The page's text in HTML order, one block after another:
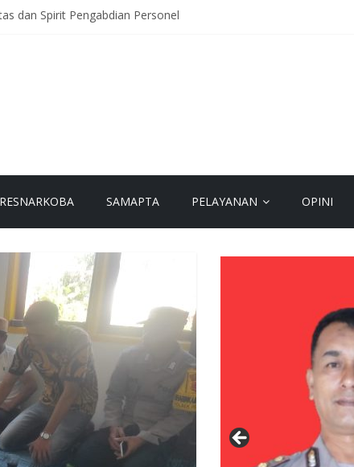
dan Spirit Pengabdian Personel
Arus Lalu Lintas Diberlakukan Buka Tutup
Dukung Ketahanan Pangan Nasional
RESNARKOBA SAMAPTA PELAYANAN OPINI